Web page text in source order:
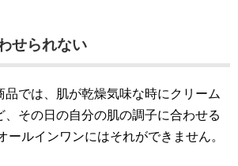
せられない
品では、肌が乾燥気味な時にクリーム
、その日の自分の肌の調子に合わせる
ールインワンにはそれができません。